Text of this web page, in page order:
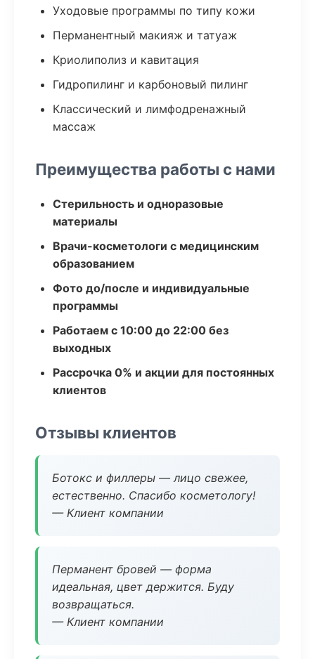
Уходовые программы по типу кожи
Перманентный макияж и татуаж
Криолиполиз и кавитация
Гидропилинг и карбоновый пилинг
Классический и лимфодренажный
массаж
Преимущества работы с нами
Стерильность и одноразовые
материалы
Врачи-косметологи с медицинским
образованием
Фото до/после и индивидуальные
программы
Работаем с 10:00 до 22:00 без
выходных
Рассрочка 0% и акции для постоянных
клиентов
Отзывы клиентов
Ботокс и филлеры — лицо свежее,
естественно. Спасибо косметологу!
— Клиент компании
Перманент бровей — форма
идеальная, цвет держится. Буду
возвращаться.
— Клиент компании